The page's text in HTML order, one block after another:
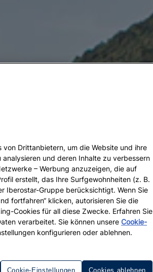
Drittanbietern, um die Website und ihre
und deren Inhalte zu verbessern
– Werbung anzuzeigen, die auf
erstellt, das Ihre Surfgewohnheiten (z. B.
Iberostar-Gruppe berücksichtigt. Wenn Sie
fortfahren“ klicken, autorisieren Sie die
Cookies für all diese Zwecke. Erfahren Sie
verarbeitet. Sie können unsere Cookie-
konfigurieren oder ablehnen.
Cookie-Einstellungen Cookies ablehnen